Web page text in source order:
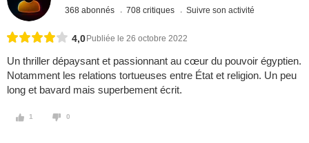
368 abonnés 708 critiques Suivre son activité
4,0 Publiée le 26 octobre 2022
Un thriller dépaysant et passionnant au cœur du pouvoir égyptien.
Notamment les relations tortueuses entre État et religion. Un peu
long et bavard mais superbement écrit.
1 0